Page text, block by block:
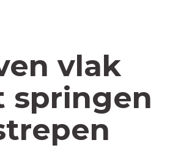
vlak
springen